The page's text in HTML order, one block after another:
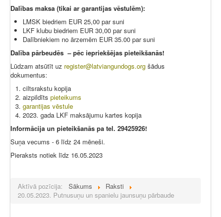
Dalības maksa (tikai ar garantijas vēstulēm):
LMSK biedriem EUR 25,00 par suni
LKF klubu biedriem EUR 30,00 par suni
Dalībniekiem no ārzemēm EUR 35.00 par suni
Dalība pārbeudēs – pēc iepriekšējas pieteikšanās!
Lūdzam atsūtīt uz register@latviangundogs.org šādus
dokumentus:
ciltsrakstu kopija
aizpildīts pieteikums
garantijas vēstule
2023. gada LKF maksājumu kartes kopija
Informācija un pieteikšanās pa tel. 29425926!
Suņa vecums - 6 līdz 24 mēneši.
Pieraksts notiek līdz 16.05.2023
Aktīvā pozīcija: Sākums
Raksti
20.05.2023. Putnusuņu un spanielu jaunsuņu pārbaude